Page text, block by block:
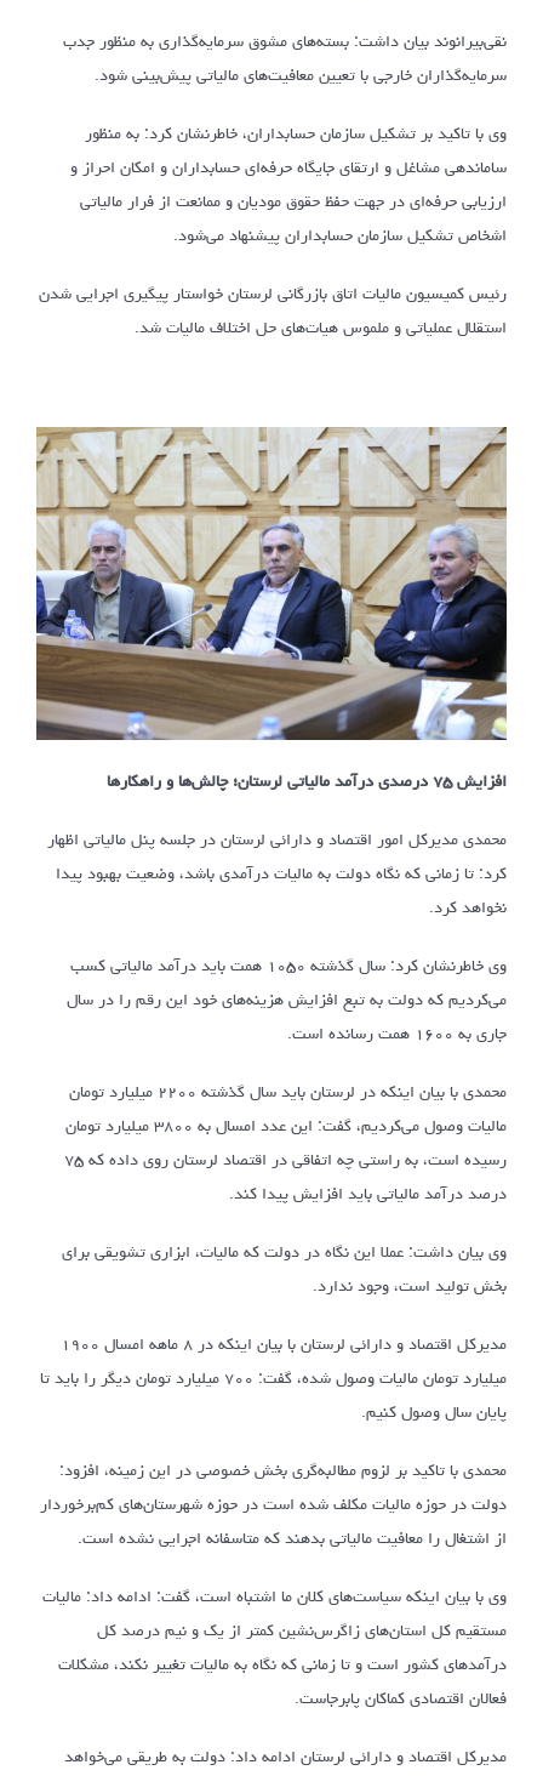
نقی‌بیرانوند بیان داشت: بسته‌های مشوق سرمایه‌گذاری به منظور جدب
سرمایه‌گذاران خارجی با تعیین معافیت‌های مالیاتی پیش‌بینی شود.
وی با تاکید بر تشکیل سازمان حسابداران، خاطرنشان کرد: به منظور
ساماندهی مشاغل و ارتقای جایگاه حرفه‌ای حسابداران و امکان احراز و
ارزیابی حرفه‌ای در جهت حفظ حقوق مودیان و ممانعت از فرار مالیاتی
اشخاص تشکیل سازمان حسابداران پیشنهاد می‌شود.
رئیس کمیسیون مالیات اتاق بازرگانی لرستان خواستار پیگیری اجرایی شدن
استقلال عملیاتی و ملموس هیات‌های حل اختلاف مالیات شد.
افزایش ۷۵ درصدی درآمد مالیاتی لرستان؛ چالش‌ها و راهکارها
محمدی مدیرکل امور اقتصاد و دارائی لرستان در جلسه پنل مالیاتی اظهار
کرد: تا زمانی که نگاه دولت به مالیات درآمدی باشد، وضعیت بهبود پیدا
نخواهد کرد.
وی خاطرنشان کرد: سال گذشته ۱۰۵۰ همت باید درآمد مالیاتی کسب
می‌کردیم که دولت به تبع افزایش هزینه‌های خود این رقم را در سال
جاری به ۱۶۰۰ همت رسانده است.
محمدی با بیان اینکه در لرستان باید سال گذشته ۲۲۰۰ میلیارد تومان
مالیات وصول می‌کردیم، گفت: این عدد امسال به ۳۸۰۰ میلیارد تومان
رسیده است، به راستی چه اتفاقی در اقتصاد لرستان روی داده که ۷۵
درصد درآمد مالیاتی باید افزایش پیدا کند.
وی بیان داشت: عملا این نگاه در دولت که مالیات، ابزاری تشویقی برای
بخش تولید است، وجود ندارد.
مدیرکل اقتصاد و دارائی لرستان با بیان اینکه در ۸ ماهه امسال ۱۹۰۰
میلیارد تومان مالیات وصول شده، گفت: ۷۰۰ میلیارد تومان دیگر را باید تا
پایان سال وصول کنیم.
محمدی با تاکید بر لزوم مطالبه‌گری بخش خصوصی در این زمینه، افزود:
دولت در حوزه مالیات مکلف شده است در حوزه شهرستان‌های کم‌برخوردار
از اشتغال را معافیت مالیاتی بدهند که متاسفانه اجرایی نشده است.
وی با بیان اینکه سیاست‌های کلان ما اشتباه است، گفت: ادامه داد: مالیات
مستقیم کل استان‌های زاگرس‌نشین کمتر از یک و نیم درصد کل
درآمدهای کشور است و تا زمانی که نگاه به مالیات تغییر نکند، مشکلات
فعالان اقتصادی کماکان پابرجاست.
مدیرکل اقتصاد و دارائی لرستان ادامه داد: دولت به طریقی می‌خواهد